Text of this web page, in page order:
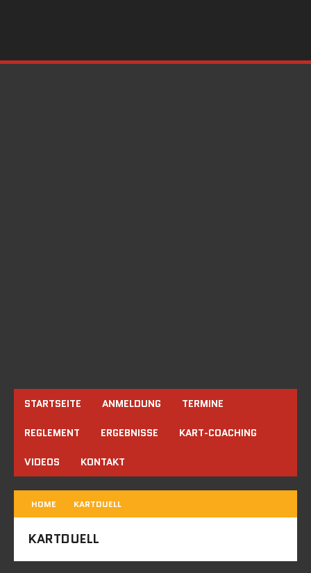
STARTSEITE ANMELDUNG TERMINE
REGLEMENT ERGEBNISSE KART-COACHING
VIDEOS KONTAKT
HOME KARTDUELL
KARTDUELL